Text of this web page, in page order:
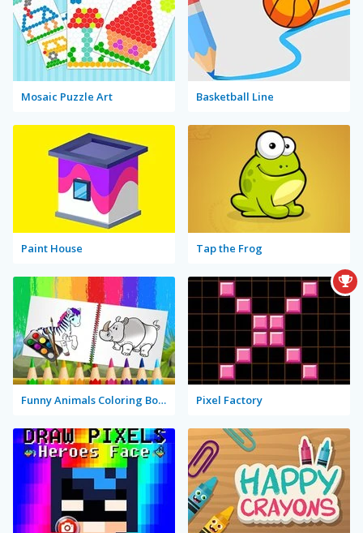
Mosaic Puzzle Art Basketball Line
Paint House Tap the Frog
Funny Animals Coloring Book Pixel Factory